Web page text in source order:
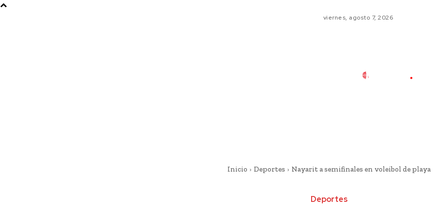
viernes, agosto 7, 2026
Inicio Deportes Nayarit a semifinales en voleibol de playa
Deportes